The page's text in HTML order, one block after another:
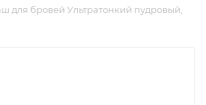
для бровей Ультратонкий пудровый,